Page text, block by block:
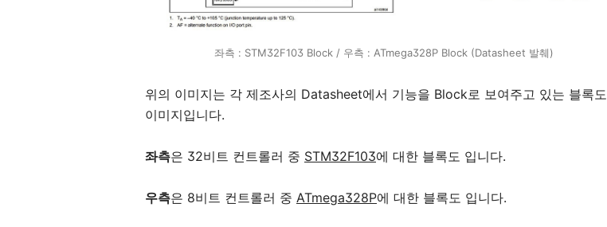
좌측 : STM32F103 Block / 우측 : ATmega328P Block (Datasheet 발췌)
위의 이미지는 각 제조사의 Datasheet에서 기능을 Block로 보여주고 있는 블록도
이미지입니다.
좌측은 32비트 컨트롤러 중 STM32F103에 대한 블록도 입니다.
우측은 8비트 컨트롤러 중 ATmega328P에 대한 블록도 입니다.